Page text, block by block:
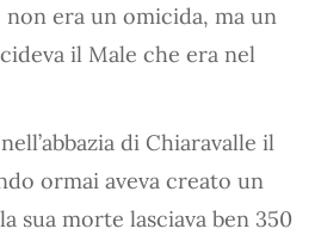
era un omicida, ma un
il Male che era nel
di Chiaravalle il
ormai aveva creato un
sua morte lasciava ben 350